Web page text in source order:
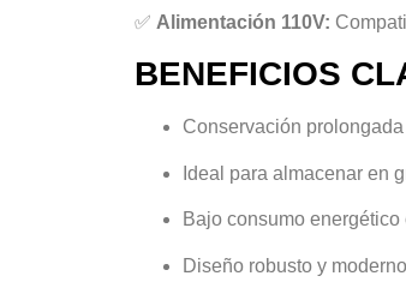
✅ Alimentación 110V:
BENEFICIOS
Conservación
Ideal para almacenar en
Bajo consumo
Diseño robusto y